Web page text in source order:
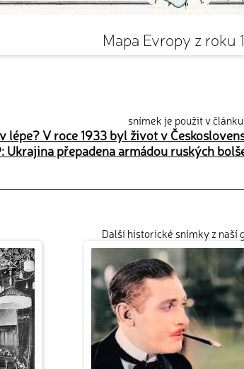
Mapa Evropy z roku
snímek je použit v
lépe? V roce 1933 byl život v
Ukrajina přepadena armádou ruských
Další historické snímky z naší